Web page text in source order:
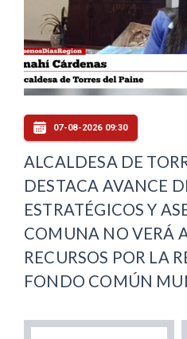
07-08-2026 09:30
ALCALDESA DE
DESTACA AVANCE
ESTRATÉGICOS Y
COMUNA NO VERÁ
RECURSOS POR LA
FONDO COMÚN